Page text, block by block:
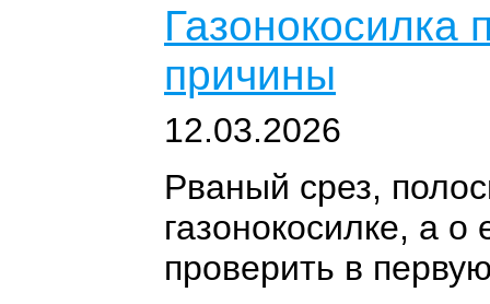
Газонокосилка
причины
12.03.2026
Рваный срез,
газонокосилке, а
проверить в